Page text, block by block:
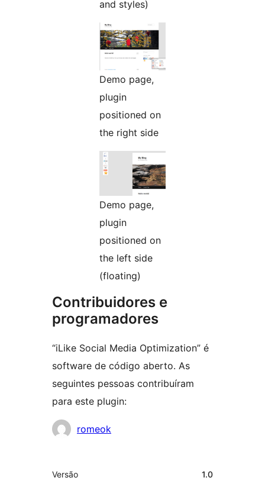
and styles)
Demo page,
plugin
positioned on
the right side
Demo page,
plugin
positioned on
the left side
(floating)
Contribuidores e
programadores
“iLike Social Media Optimization” é
software de código aberto. As
seguintes pessoas contribuíram
para este plugin:
Contribuidores
romeok
Metadados
Versão 1.0